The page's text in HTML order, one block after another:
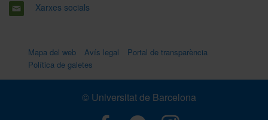
Xarxes socials
Mapa del web Avís legal
Portal de transparència
Política de galetes
© Universitat de Barcelona